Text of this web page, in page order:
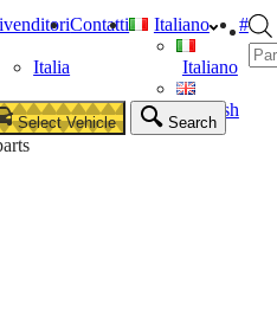
Italia
Contatti Italiano
Italiano
English
#
Select Vehicle Search